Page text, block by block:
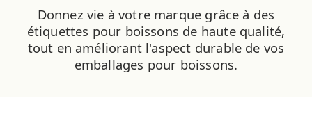
Donnez vie à votre marque grâce à des
étiquettes pour boissons de haute qualité,
tout en améliorant l'aspect durable de vos
emballages pour boissons.